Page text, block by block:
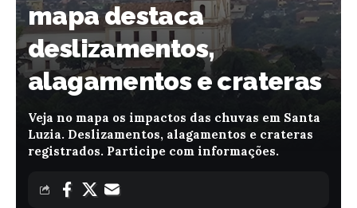
mapa destaca
deslizamentos,
alagamentos e crateras
Veja no mapa os impactos das chuvas em Santa
Luzia. Deslizamentos, alagamentos e crateras
registrados. Participe com informações.